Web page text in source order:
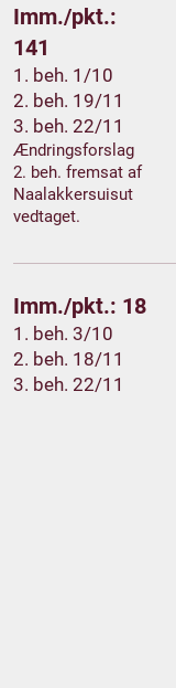
Imm./pkt.:
141
1. beh. 1/10
2. beh. 19/11
3. beh. 22/11
Ændringsforslag
2. beh. fremsat af
Naalakkersuisut
vedtaget.
Imm./pkt.: 18
1. beh. 3/10
2. beh. 18/11
3. beh. 22/11